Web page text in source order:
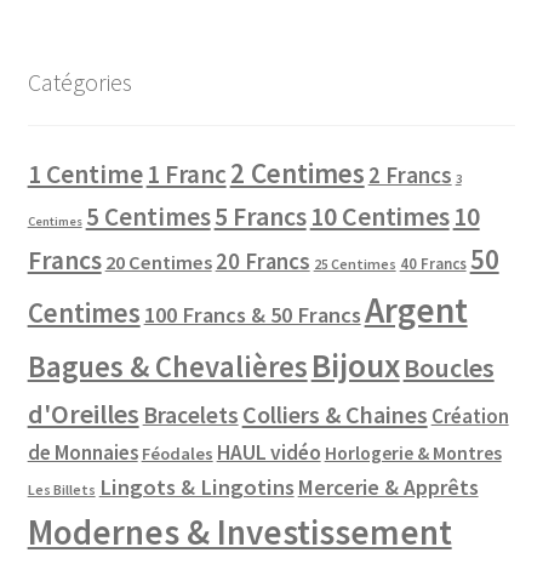
Catégories
1 Centime1 Franc2 Centimes 2 Francs 3
Centimes 5 Centimes5 Francs10 Centimes10
Francs 20 Centimes 20 Francs 25 Centimes 40 Francs 50
Centimes 100 Francs & 50 FrancsArgent
Bagues & ChevalièresBijouxBoucles
d'Oreilles Bracelets Colliers & Chaines Création
de Monnaies Féodales HAUL vidéo Horlogerie & Montres
Les Billets Lingots & Lingotins Mercerie & Apprêts
Modernes & Investissement